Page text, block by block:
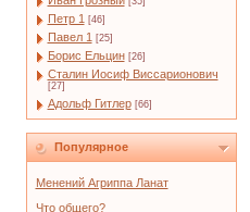
Петр 1 [46]
Павел 1 [25]
Борис Ельцин [26]
Сталин Иосиф Виссарионович
[27]
Адольф Гитлер [66]
Популярное
Менений Агриппа Ланат
Что общего?